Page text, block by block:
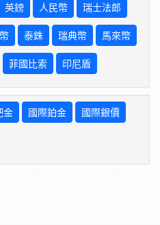
英鎊 人民幣 瑞士法郎
泰銖 瑞典幣 馬來幣
菲國比索 印尼盾
金 國際鉑金 國際銀價